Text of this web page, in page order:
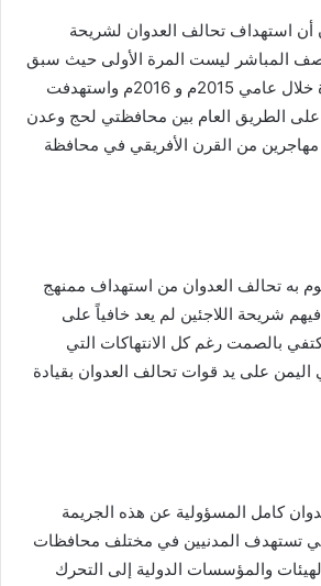
أن استهداف تحالف العدوان لشريحة
المباشر ليست المرة الأولى حيث سبق
أن ارتكب جرائم متعددة خلال عامي 2015م و 2016م واستهدفت
على الطريق العام بين محافظتي لحج وعدن
مهاجرين من القرن الأفريقي في محافظة
به تحالف العدوان من استهداف ممنهج
شريحة اللاجئين لم يعد خافياً على
بالصمت رغم كل الانتهاكات التي
اليمن على يد قوات تحالف العدوان بقيادة
كامل المسؤولية عن هذه الجريمة
تستهدف المدنيين في مختلف محافظات
والمؤسسات الدولية إلى التحرك